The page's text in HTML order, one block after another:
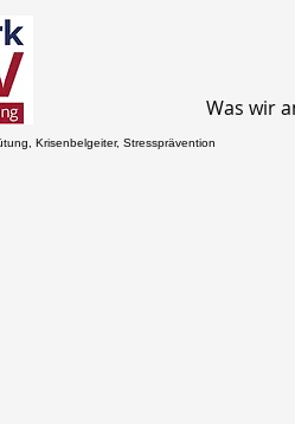
Was wir